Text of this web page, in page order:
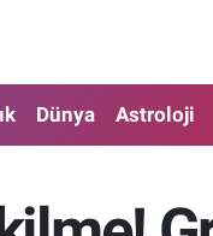
Dünya Astroloji